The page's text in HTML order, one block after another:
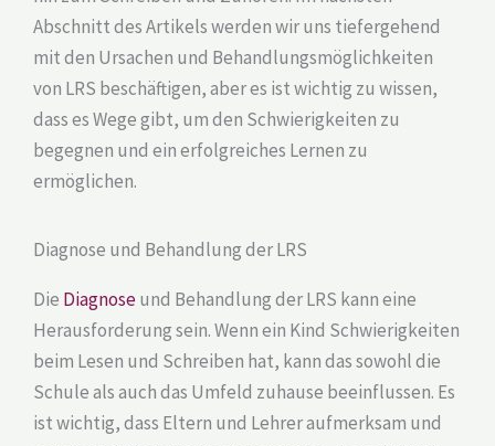
Abschnitt des Artikels werden wir uns tiefergehend
mit den Ursachen und Behandlungsmöglichkeiten
von LRS beschäftigen, aber es ist wichtig zu wissen,
dass es Wege gibt, um den Schwierigkeiten zu
begegnen und ein erfolgreiches Lernen zu
ermöglichen.
Diagnose und Behandlung der LRS
Die Diagnoseund Behandlung der LRS kann eine
Herausforderung sein. Wenn ein Kind Schwierigkeiten
beim Lesen und Schreiben hat, kann das sowohl die
Schule als auch das Umfeld zuhause beeinflussen. Es
ist wichtig, dass Eltern und Lehrer aufmerksam und